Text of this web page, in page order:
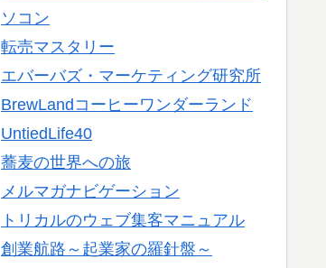
ソコン
転売マスタリー
エバーバズ・マーケティング研究所
BrewLandコーヒーワンダーランド
UntiedLife40
蕎麦の世界への旅
メルマガナビゲーション
トリカルのウェブ集客マニュアル
創業航路～起業家の羅針盤～